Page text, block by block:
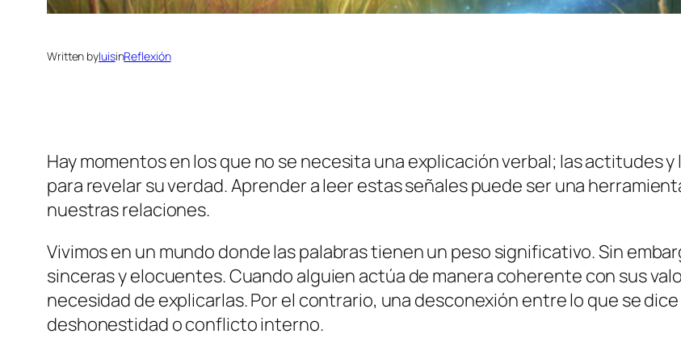
Written byluisinReflexión
Hay momentos en los que no se necesita una explicación verbal; las actitudes
para revelar su verdad. Aprender a leer estas señales puede ser una
nuestras relaciones.
Vivimos en un mundo donde las palabras tienen un peso significativo. Sin
sinceras y elocuentes. Cuando alguien actúa de manera coherente con sus
necesidad de explicarlas. Por el contrario, una desconexión entre lo que se
deshonestidad o conflicto interno.